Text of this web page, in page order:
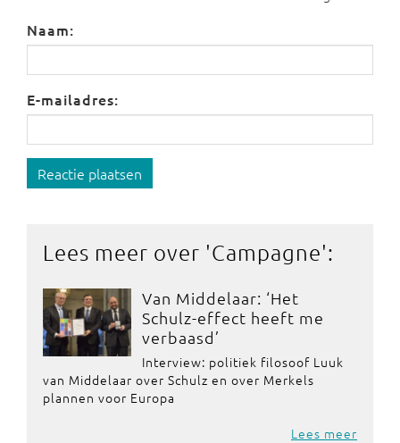
Naam:
E-mailadres:
Reactie plaatsen
Lees meer over 'Campagne':
Van Middelaar: ‘Het
Schulz-effect heeft me
verbaasd’
Interview: politiek filosoof Luuk
van Middelaar over Schulz en over Merkels
plannen voor Europa
Lees meer